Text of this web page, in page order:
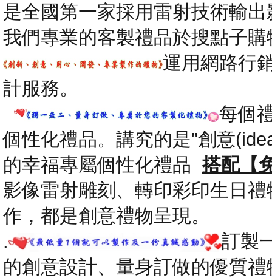
是全國第一家採用雷射技術輸
我們專業的客製禮品於搜點子
運用網路行
計服務。
每個
個性化禮品。講究的是"創意
的幸福專屬個性化禮品搭配【
影像雷射雕刻、轉印彩印生日禮
作，都是創意禮物呈現。
.
訂製
的創意設計、量身訂做的優質禮